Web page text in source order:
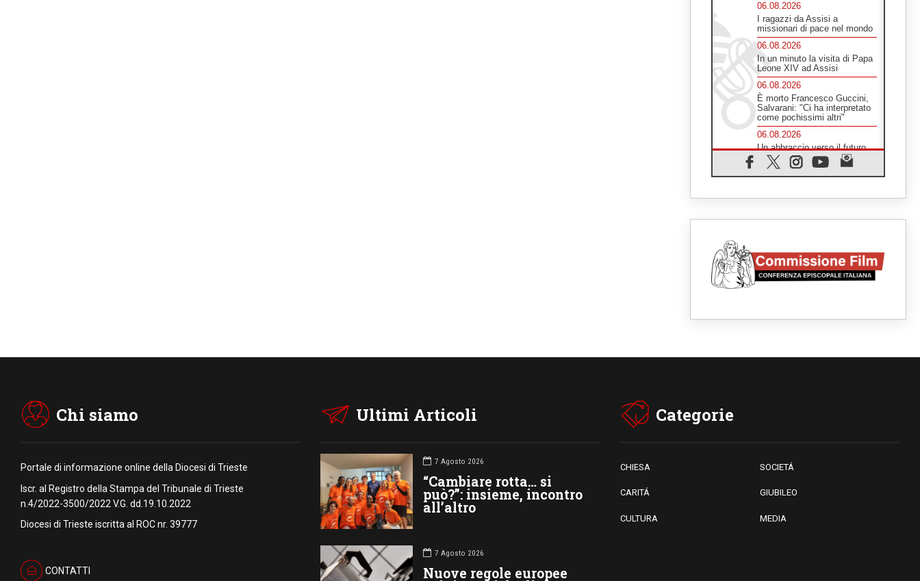
06.08.2026
I ragazzi da Assisi a
missionari di pace nel mondo
06.08.2026
In un minuto la visita di Papa
Leone XIV ad Assisi
06.08.2026
È morto Francesco Guccini,
Salvarani: "Ci ha interpretato
come pochissimi altri"
06.08.2026
Un abbraccio verso il futuro,
la grande festa del Papa e dei
giovani ad Assisi
Il grazie dei giovani al Papa:
separano gli esseri umani
06.08.2026
06.08.2026
Hiroshima e Nagasaki, 81
di preghiera per la pace"
Chi siamo
Portale di informazione online della Diocesi di Trieste
Iscr. al Registro della Stampa del Tribunale di Trieste
n.4/2022-3500/2022 V.G. dd.19.10.2022
Diocesi di Trieste iscritta al ROC nr. 39777
CONTATTI
Ultimi Articoli
7 Agosto 2026
“Cambiare rotta… si
può?”: insieme, incontro
all’altro
7 Agosto 2026
Nuove regole europee
Categorie
CHIESA SOCIETÁ
CARITÁ GIUBILEO
CULTURA MEDIA